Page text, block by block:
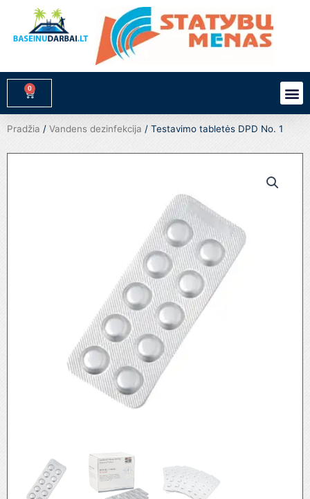
turinio
0
Cart
Pradžia / Vandens dezinfekcija / Testavimo tabletės DPD No. 1